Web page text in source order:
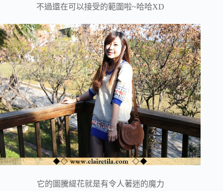
不過還在可以接受的範圍啦~哈哈XD
它的圖騰緹花就是有令人著迷的魔力